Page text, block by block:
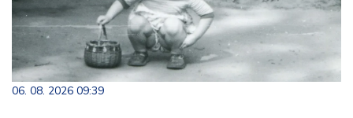
06. 08. 2026 09:39